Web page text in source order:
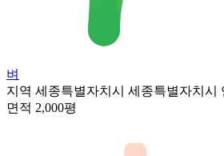
벼
지역 세종특별자치시 세종특별자치시
면적 2,000평